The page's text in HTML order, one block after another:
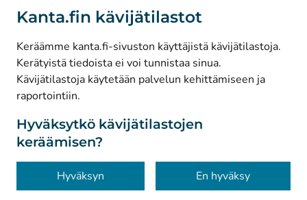
Kanta.fin kävijätilastot
Keräämme kanta.fi-sivuston käyttäjistä kävijätilastoja.
Kerätyistä tiedoista ei voi tunnistaa sinua.
Kävijätilastoja käytetään palvelun kehittämiseen ja
raportointiin.
Hyväksytkö kävijätilastojen
keräämisen?
Hyväksyn En hyväksy
Facebook(Avautuu uuteen välilehteen)
© Kanta-Palvelut, Kansaneläkelaitos
Tietosuoja
Tietoa sivustosta
Saavutettavuus
Evästeet